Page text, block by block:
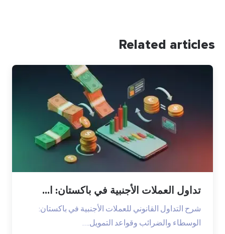
Related articles
تداول العملات الأجنبية في باكستان: ا...
شرح التداول القانوني للعملات الأجنبية في باكستان:
الوسطاء والضرائب وقواعد التمويل.…